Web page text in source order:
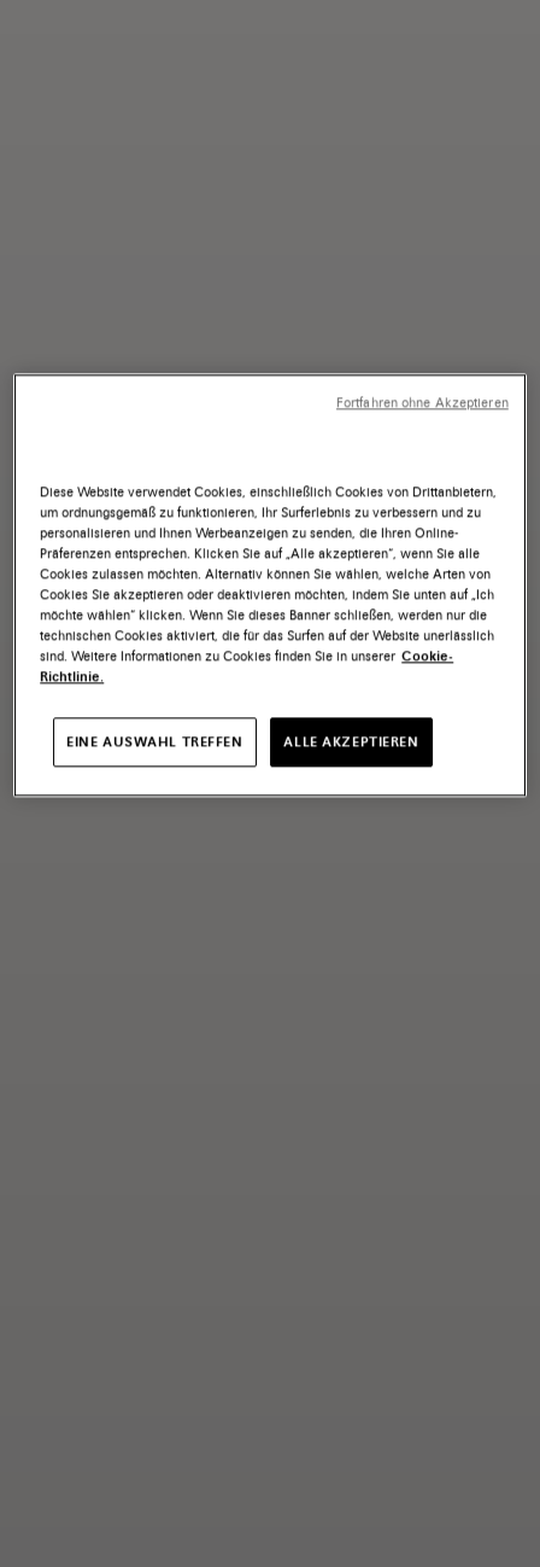
Diese Website verwendet Cookies, einschließlich Cookies von Drittanbietern,
um ordnungsgemäß zu funktionieren, Ihr Surferlebnis zu verbessern und zu
personalisieren und Ihnen Werbeanzeigen zu senden, die Ihren Online-
Präferenzen entsprechen. Klicken Sie auf „Alle akzeptieren“, wenn Sie alle
Cookies zulassen möchten. Alternativ können Sie wählen, welche Arten von
Cookies Sie akzeptieren oder deaktivieren möchten, indem Sie unten auf „Ich
möchte wählen“ klicken. Wenn Sie dieses Banner schließen, werden nur die
technischen Cookies aktiviert, die für das Surfen auf der Website unerlässlich
sind. Weitere Informationen zu Cookies finden Sie in unserer Cookie-
Richtlinie.
EINE AUSWAHL TREFFEN ALLE AKZEPTIEREN
Fortfahren ohne Akzeptieren